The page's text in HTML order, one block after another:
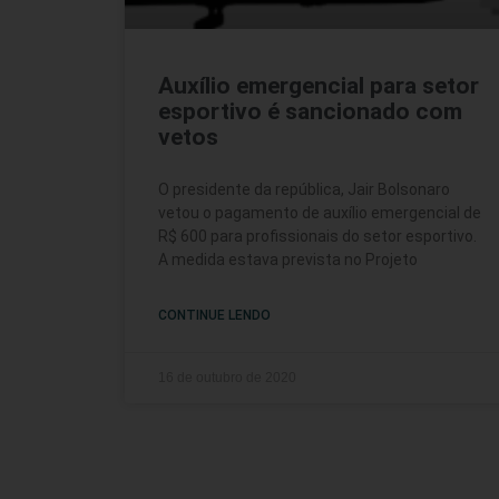
Auxílio emergencial para setor
esportivo é sancionado com
vetos
O presidente da república, Jair Bolsonaro
vetou o pagamento de auxílio emergencial de
R$ 600 para profissionais do setor esportivo.
A medida estava prevista no Projeto
CONTINUE LENDO